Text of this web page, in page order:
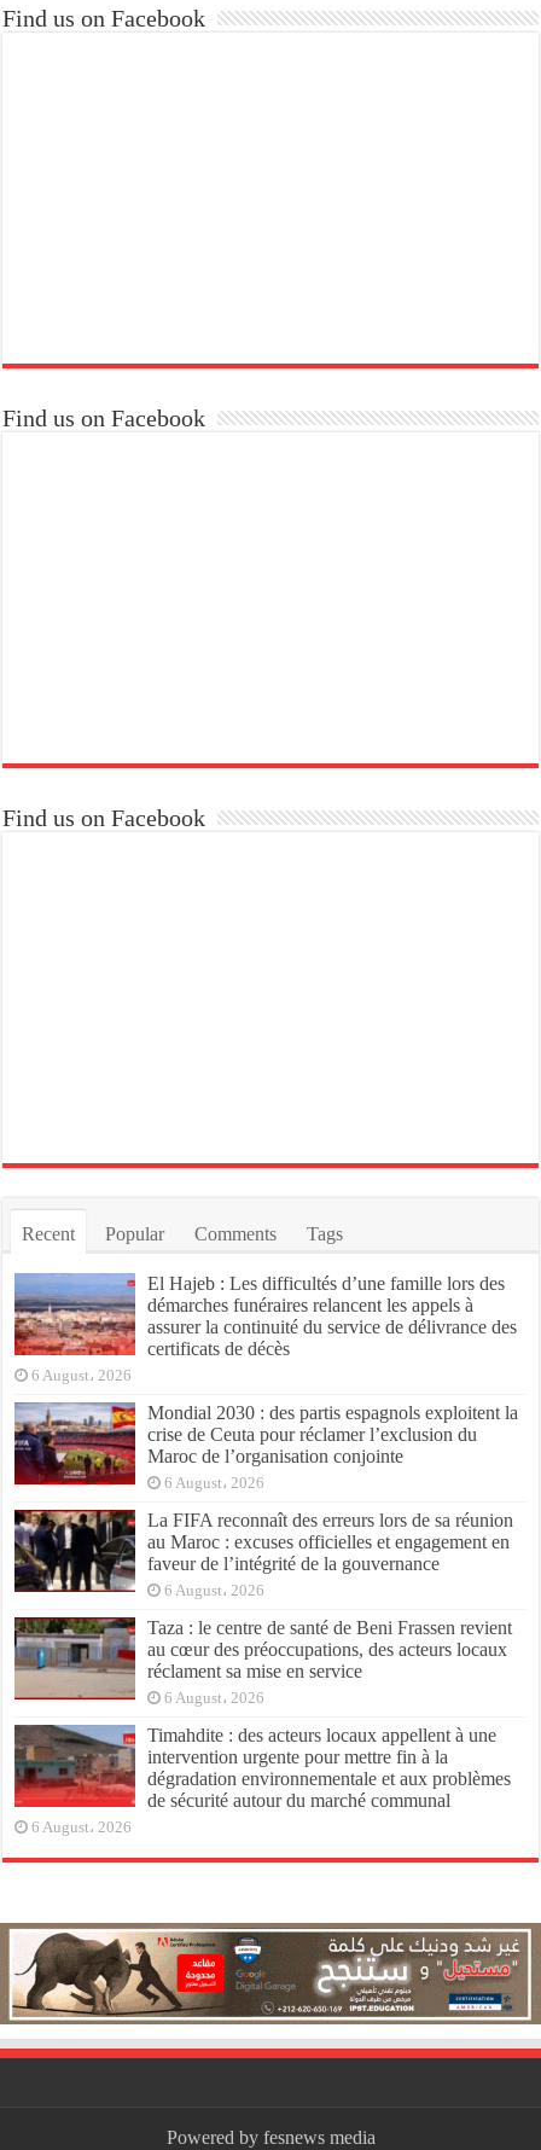
Find us on Facebook
Find us on Facebook
Find us on Facebook
Recent Popular Comments Tags
El Hajeb : Les difficultés d’une famille lors des
démarches funéraires relancent les appels à
assurer la continuité du service de délivrance des
certificats de décès
6 August، 2026
Mondial 2030 : des partis espagnols exploitent la
crise de Ceuta pour réclamer l’exclusion du
Maroc de l’organisation conjointe
6 August، 2026
La FIFA reconnaît des erreurs lors de sa réunion
au Maroc : excuses officielles et engagement en
faveur de l’intégrité de la gouvernance
6 August، 2026
Taza : le centre de santé de Beni Frassen revient
au cœur des préoccupations, des acteurs locaux
réclament sa mise en service
6 August، 2026
Timahdite : des acteurs locaux appellent à une
intervention urgente pour mettre fin à la
dégradation environnementale et aux problèmes
de sécurité autour du marché communal
6 August، 2026
Powered by fesnews media